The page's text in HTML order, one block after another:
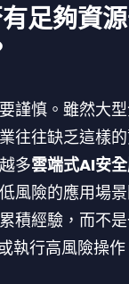
足夠資
謹慎。雖然大
往往缺乏這樣
多雲端式AI安
風險的應用場
積經驗，而不
執行高風險操